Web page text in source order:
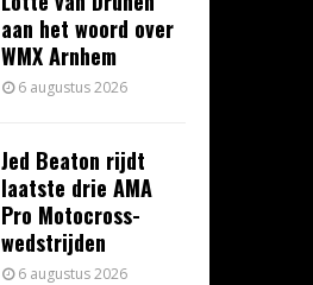
aan het woord over
WMX Arnhem
6 augustus 2026
Jed Beaton rijdt
laatste drie AMA
Pro Motocross-
wedstrijden
6 augustus 2026